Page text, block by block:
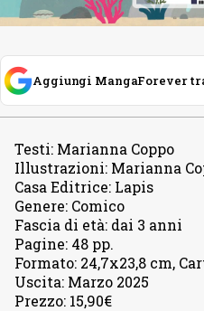
Aggiungi MangaForever
Testi: Marianna Coppo
Illustrazioni: Marianna
Casa Editrice: Lapis
Genere: Comico
Fascia di età: dai 3 anni
Pagine: 48 pp.
Formato: 24,7x23,8 cm,
Uscita: Marzo 2025
Prezzo: 15,90€